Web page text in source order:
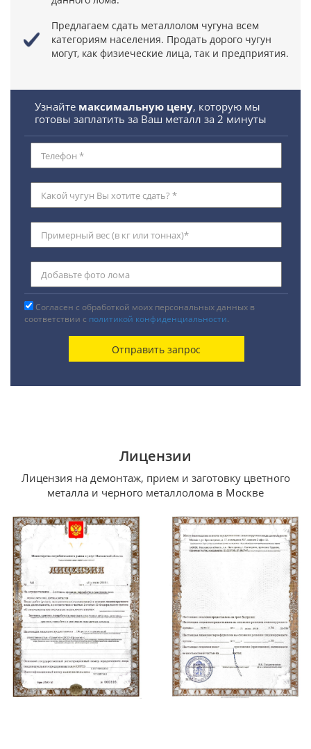
Предлагаем сдать металлолом чугуна всем
категориям населения. Продать дорого чугун
могут, как физиеческие лица, так и предприятия.
Узнайте максимальную цену, которую мы
готовы заплатить за Ваш металл за 2 минуты
Согласен с обработкой моих персональных данных в
соответствии с политикой конфиденциальности.
Лицензии
Лицензия на демонтаж, прием и заготовку цветного
металла и черного металлолома в Москве